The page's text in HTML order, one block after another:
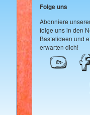
Folge uns
Abonniere
folge uns in den
Bastelideen und
erwarten dich!